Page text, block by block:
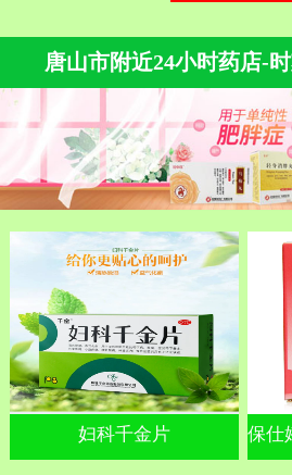
唐山市附近24小时药店-
妇科千金片